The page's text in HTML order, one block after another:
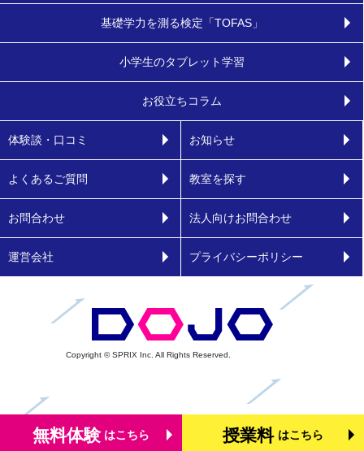
基礎学力を測る検定「TOFAS」
小学生のタブレット学習
お役立ちコラム
体験談・口コミ お知らせ
よくあるご質問 教室を探す
お問合わせ 法人向けお問合わせ
運営会社 プライバシーポリシー
Copyright © SPRIX Inc. All Rights Reserved.
無料体験 はこちら 授業料 はこちら